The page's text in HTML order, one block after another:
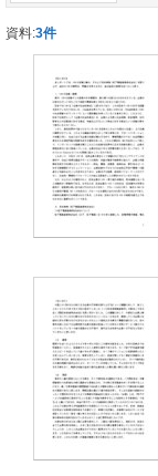
資料:3件